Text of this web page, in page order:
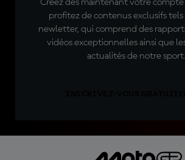
Créez dès maintenant votre compte
profitez de contenus exclusifs
newletter, qui comprend des
vidéos exceptionnelles ainsi que
actualités de notre sport.